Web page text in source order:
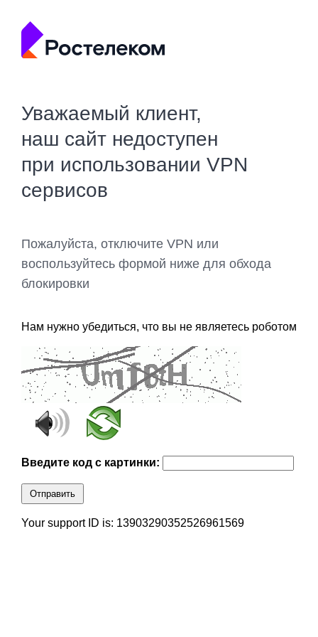
Уважаемый клиент,
наш сайт недоступен
при использовании VPN
сервисов
Пожалуйста, отключите VPN или
воспользуйтесь формой ниже для обхода
блокировки
Нам нужно убедиться, что вы не являетесь роботом
Введите код с картинки:
Отправить
Your support ID is: 13903290352526961569